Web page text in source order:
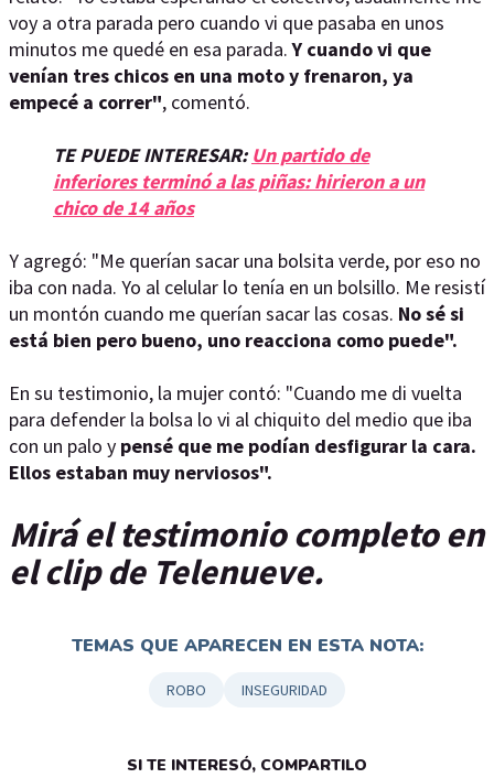
voy a otra parada pero cuando vi que pasaba en unos
minutos me quedé en esa parada.Y cuando vi que
venían tres chicos en una moto y frenaron, ya
empecé a correr", comentó.
TE PUEDE INTERESAR:Un partido de
inferiores terminó a las piñas: hirieron a un
chico de 14 años
Y agregó: "Me querían sacar una bolsita verde, por eso no
iba con nada. Yo al celular lo tenía en un bolsillo. Me resistí
un montón cuando me querían sacar las cosas. No sé si
está bien pero bueno, uno reacciona como puede".
En su testimonio, la mujer contó: "Cuando me di vuelta
para defender la bolsa lo vi al chiquito del medio que iba
con un palo y pensé que me podían desfigurar la cara.
Ellos estaban muy nerviosos".
Mirá el testimonio completo en
el clip de Telenueve.
TEMAS QUE APARECEN EN ESTA NOTA:
ROBO INSEGURIDAD
SI TE INTERESÓ, COMPARTILO